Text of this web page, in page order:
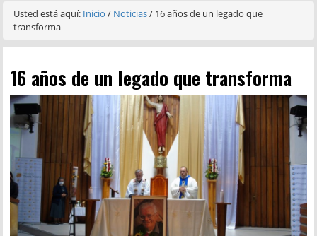
Usted está aquí: Inicio/ Noticias/ 16 años de un legado que
transforma
16 años de un legado que transforma